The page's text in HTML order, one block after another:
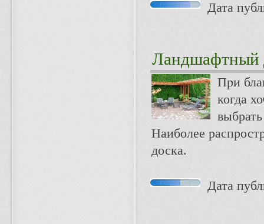
Дата
Ландшафтный
При
когда
Наиболее
доска.
Дата